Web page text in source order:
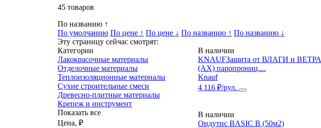
45 товаров
По названию ↑
По умолчанию По цене ↑ По цене ↓ По названию ↑ По названию ↓
Эту страницу сейчас смотрят:
Категории
Лакокрасочные материалы
Отделочные материалы
Теплоизоляционные материалы
Сухие строительные смеси
Древесно-плитные материалы
Крепеж и инструмент
Показать все
Цена, ₽
В наличии
KNAUFЗащита от ВЛАГИ и ВЕТРА
(AX) паропрониц....
Knauf
4 116 ₽/рул.
В наличии
Ондутис BASIC B (50м2)